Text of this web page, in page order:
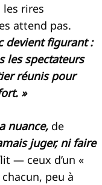
les rires
attend pas.
devient figurant :
les spectateurs
réunis pour
»
nuance, de
juger, ni faire
— ceux d’un «
peu à